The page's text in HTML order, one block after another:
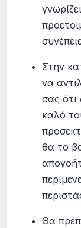
Στην
να
σας ότι
καλό
θα το
Θα